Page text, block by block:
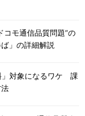
コモ通信品質問題”の
」の詳細解説
対象になるワケ 課